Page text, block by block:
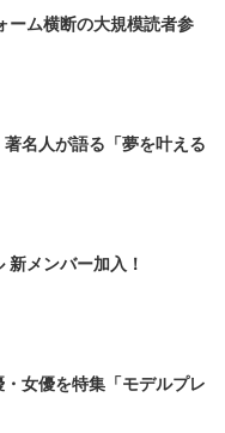
ーム横断の大規模読者参
名人が語る「夢を叶える
メンバー加入！
女優を特集「モデルプレ